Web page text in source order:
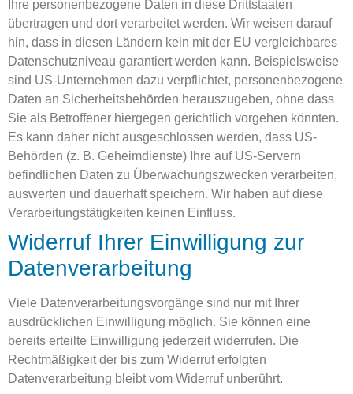
Ihre personenbezogene Daten in diese Drittstaaten
übertragen und dort verarbeitet werden. Wir weisen darauf
hin, dass in diesen Ländern kein mit der EU vergleichbares
Datenschutzniveau garantiert werden kann. Beispielsweise
sind US-Unternehmen dazu verpflichtet, personenbezogene
Daten an Sicherheitsbehörden herauszugeben, ohne dass
Sie als Betroffener hiergegen gerichtlich vorgehen könnten.
Es kann daher nicht ausgeschlossen werden, dass US-
Behörden (z. B. Geheimdienste) Ihre auf US-Servern
befindlichen Daten zu Überwachungszwecken verarbeiten,
auswerten und dauerhaft speichern. Wir haben auf diese
Verarbeitungstätigkeiten keinen Einfluss.
Widerruf Ihrer Einwilligung zur
Datenverarbeitung
Viele Datenverarbeitungsvorgänge sind nur mit Ihrer
ausdrücklichen Einwilligung möglich. Sie können eine
bereits erteilte Einwilligung jederzeit widerrufen. Die
Rechtmäßigkeit der bis zum Widerruf erfolgten
Datenverarbeitung bleibt vom Widerruf unberührt.